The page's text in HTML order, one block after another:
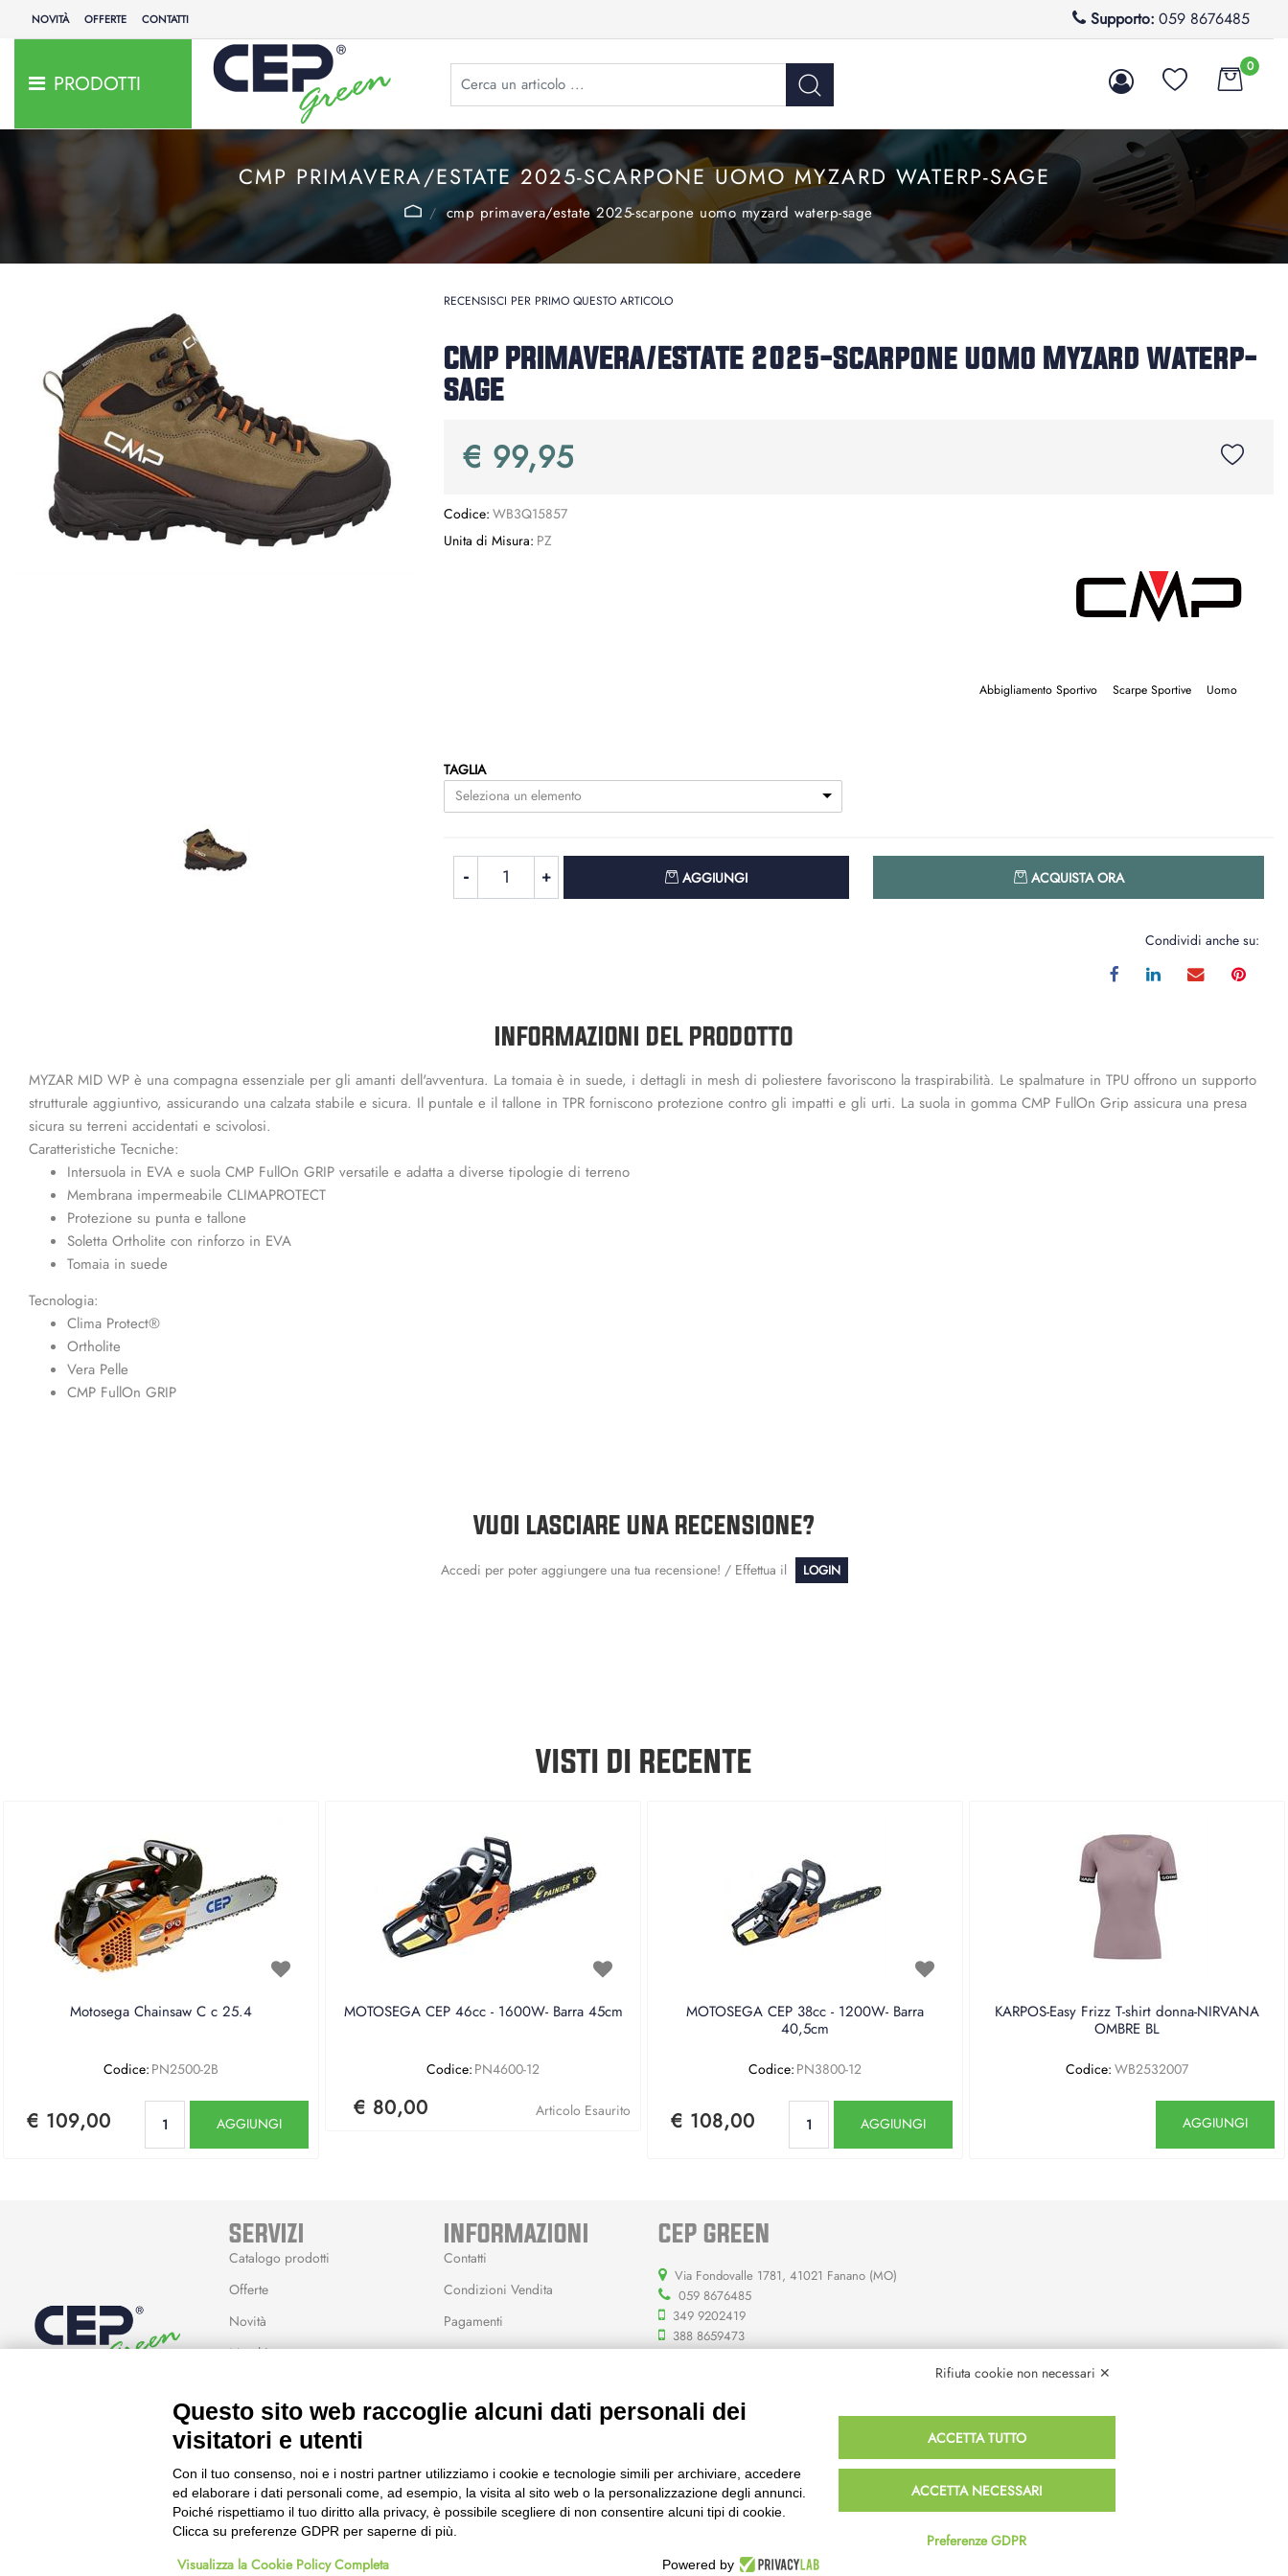
NOVITÀ OFFERTE CONTATTI Supporto: 059 8676485
PRODOTTI
0
CMP PRIMAVERA/ESTATE 2025-SCARPONE UOMO MYZARD WATERP-SAGE
cmp primavera/estate 2025-scarpone uomo myzard waterp-sage
RECENSISCI PER PRIMO QUESTO ARTICOLO
CMP PRIMAVERA/ESTATE 2025-Scarpone uomo Myzard waterp-
SAGE
€ 99,95
Codice: WB3Q15857
Unita di Misura: PZ
Abbigliamento Sportivo Scarpe Sportive Uomo
TAGLIA
Seleziona un elemento
AGGIUNGI ACQUISTA ORA
Condividi anche su:
INFORMAZIONI DEL PRODOTTO
MYZAR MID WP è una compagna essenziale per gli amanti dell'avventura. La tomaia è in suede, i dettagli in mesh di poliestere favoriscono la traspirabilità. Le spalmature in TPU offrono un supporto
strutturale aggiuntivo, assicurando una calzata stabile e sicura. Il puntale e il tallone in TPR forniscono protezione contro gli impatti e gli urti. La suola in gomma CMP FullOn Grip assicura una presa
sicura su terreni accidentati e scivolosi.
Caratteristiche Tecniche:
Intersuola in EVA e suola CMP FullOn GRIP versatile e adatta a diverse tipologie di terreno
Membrana impermeabile CLIMAPROTECT
Protezione su punta e tallone
Soletta Ortholite con rinforzo in EVA
Tomaia in suede
Tecnologia:
Clima Protect®
Ortholite
Vera Pelle
CMP FullOn GRIP
VUOI LASCIARE UNA RECENSIONE?
Accedi per poter aggiungere una tua recensione! / Effettua il LOGIN
VISTI DI RECENTE
Motosega Chainsaw C c 25.4
Codice: PN2500-2B
€ 109,00 AGGIUNGI
MOTOSEGA CEP 46cc - 1600W- Barra 45cm
Codice: PN4600-12
€ 80,00 Articolo Esaurito
MOTOSEGA CEP 38cc - 1200W- Barra
40,5cm
Codice: PN3800-12
€ 108,00 AGGIUNGI
KARPOS-Easy Frizz T-shirt donna-NIRVANA
OMBRE BL
Codice: WB2532007
AGGIUNGI
SERVIZI
Catalogo prodotti
Offerte
Novità
Marchi
Wishlist
INFORMAZIONI
Contatti
Condizioni Vendita
Pagamenti
CEP GREEN
Via Fondovalle 1781, 41021 Fanano (MO)
059 8676485
349 9202419
388 8659473
Orario
Dal lunedì al venerdì
8:30 – 12:30 / 15:30 - 19:00
Termini e Condizioni
Rifiuta cookie non necessari ✕
Questo sito web raccoglie alcuni dati personali dei
visitatori e utenti
Con il tuo consenso, noi e i nostri partner utilizziamo i cookie e tecnologie simili per archiviare, accedere
ed elaborare i dati personali come, ad esempio, la visita al sito web o la personalizzazione degli annunci.
Poiché rispettiamo il tuo diritto alla privacy, è possibile scegliere di non consentire alcuni tipi di cookie.
Clicca su preferenze GDPR per saperne di più.
Visualizza la Cookie Policy Completa Powered by
ACCETTA TUTTO
ACCETTA NECESSARI
Preferenze GDPR